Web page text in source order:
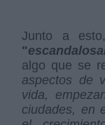
Junto a
"
algo que se
aspectos de
vida,
ciudades, en